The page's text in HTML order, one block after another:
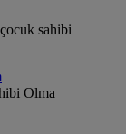
sahibi
Olma